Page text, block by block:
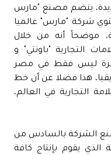
ينضم مصنع "مارس
علي مستوي شركة "مارس" عالميا
موضحاً أنه من خلال
التجارية "باونتي" و
مرة ليس فقط في مصر
هذا فضلا عن أن خط
التجارية في العالم،
الشركة بالسادس من
الذي يقوم بإنتاج كافة